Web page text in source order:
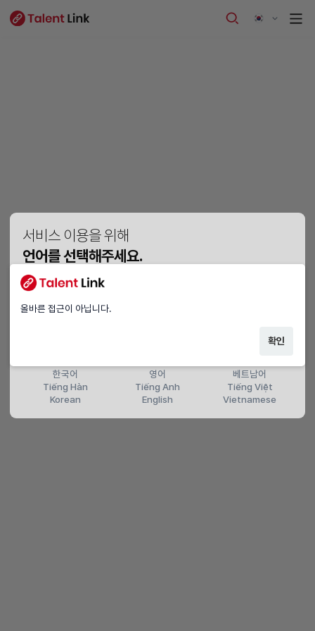
서비스 이용을 위해
언어를 선택해주세요.
Vui lòng chọn ngôn ngữ.
Please choose a language.
한국어
Tiếng Hàn
Korean
영어
Tiếng Anh
English
베트남어
Tiếng Việt
Vietnamese
올바른 접근이 아닙니다.
확인